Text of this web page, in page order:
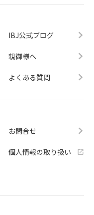
IBJ公式ブログ
親御様へ
よくある質問
お問合せ
個人情報の取り扱い